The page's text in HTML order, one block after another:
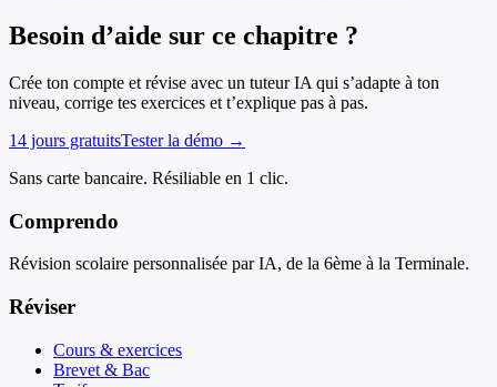
Besoin d’aide sur ce chapitre ?
Crée ton compte et révise avec un tuteur IA qui s’adapte à ton
niveau, corrige tes exercices et t’explique pas à pas.
14 jours gratuitsTester la démo →
Sans carte bancaire. Résiliable en 1 clic.
Comprendo
Révision scolaire personnalisée par IA, de la 6ème à la Terminale.
Réviser
Cours & exercices
Brevet & Bac